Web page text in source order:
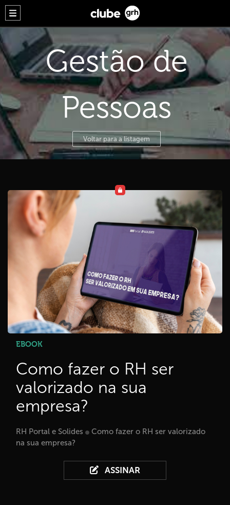
Gestão de
Pessoas
Voltar para a listagem
EBOOK
Como fazer o RH ser
valorizado na sua
empresa?
RH Portal e Solides
Como fazer o RH ser valorizado
na sua empresa?
ASSINAR